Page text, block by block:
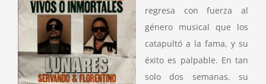
regresa con fuerza al
género musical que los
catapultó a la fama, y su
éxito es palpable. En tan
solo dos semanas, su